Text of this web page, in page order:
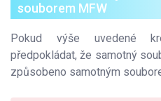
souborem MFW
Pokud výše uvedené
předpokládat, že samotný
způsobeno samotným